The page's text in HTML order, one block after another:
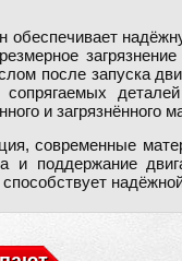
обеспечивает
после запуска
и загрязнённого
современные
и поддержание
способствует